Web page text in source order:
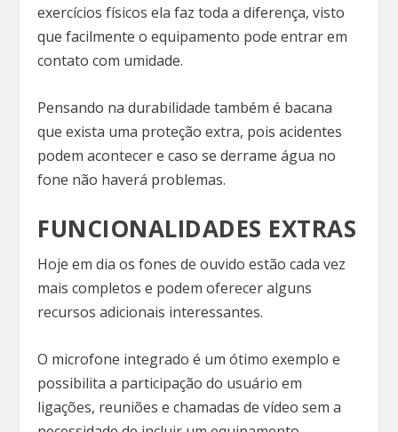
exercícios físicos ela faz toda a diferença, visto
que facilmente o equipamento pode entrar em
contato com umidade.
Pensando na durabilidade também é bacana
que exista uma proteção extra, pois acidentes
podem acontecer e caso se derrame água no
fone não haverá problemas.
FUNCIONALIDADES EXTRAS
Hoje em dia os fones de ouvido estão cada vez
mais completos e podem oferecer alguns
recursos adicionais interessantes.
O microfone integrado é um ótimo exemplo e
possibilita a participação do usuário em
ligações, reuniões e chamadas de vídeo sem a